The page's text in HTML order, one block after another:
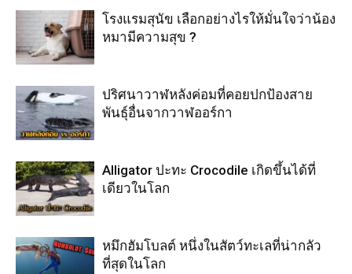
โรงแรมสุนัข เลือกอย่างไรให้มั่นใจว่าน้อง
หมามีความสุข ?
ปริศนาวาฬหลังค่อมที่คอยปกป้องสาย
พันธุ์อื่นจากวาฬออร์กา
Alligator ปะทะ Crocodile เกิดขึ้นได้ที่
เดียวในโลก
หมึกฮัมโบลต์ หนึ่งในสัตว์ทะเลที่น่ากลัว
ที่สุดในโลก